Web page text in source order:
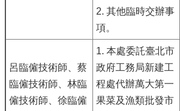
2. 其他臨時交辦事
項。
呂臨僱技術師、蔡
臨僱技術師、林臨
僱技術師、徐臨僱
1. 本處委託臺北市
政府工務局新建工
程處代辦萬大第一
果菜及漁類批發市